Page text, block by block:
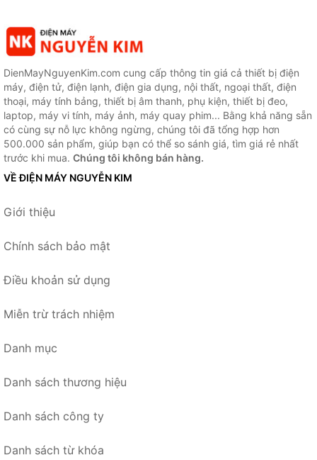
DienMayNguyenKim.com cung cấp thông tin giá cả thiết bị điện
máy, điện tử, điện lạnh, điện gia dụng, nội thất, ngoại thất, điện
thoại, máy tính bảng, thiết bị âm thanh, phụ kiện, thiết bị đeo,
laptop, máy vi tính, máy ảnh, máy quay phim... Bằng khả năng sẵn
có cùng sự nỗ lực không ngừng, chúng tôi đã tổng hợp hơn
500.000 sản phẩm, giúp bạn có thể so sánh giá, tìm giá rẻ nhất
trước khi mua. Chúng tôi không bán hàng.
VỀ ĐIỆN MÁY NGUYỄN KIM
Giới thiệu
Chính sách bảo mật
Điều khoản sử dụng
Miễn trừ trách nhiệm
Danh mục
Danh sách thương hiệu
Danh sách công ty
Danh sách từ khóa